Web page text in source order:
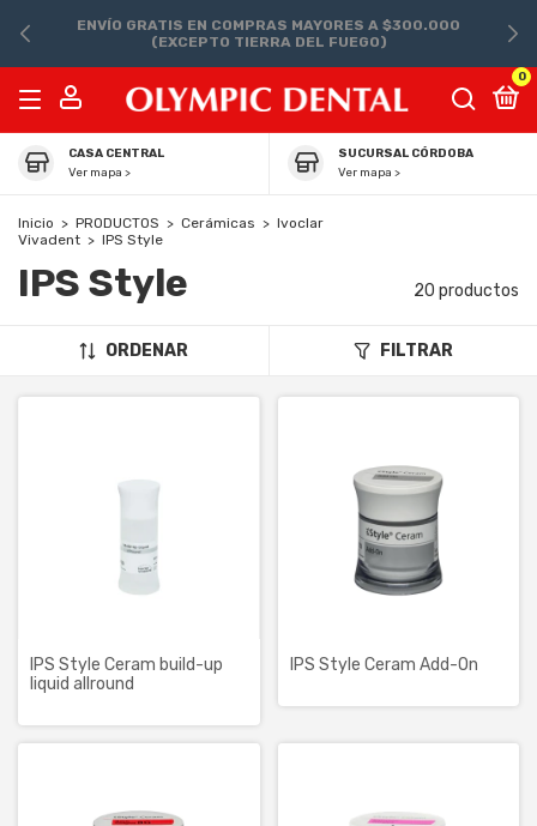
ENVÍO GRATIS EN COMPRAS MAYORES A $300.000
(EXCEPTO TIERRA DEL FUEGO)
0
CASA CENTRAL
Ver mapa >
SUCURSAL CÓRDOBA
Ver mapa >
Inicio > PRODUCTOS > Cerámicas > Ivoclar
Vivadent > IPS Style
IPS Style 20 productos
ORDENAR FILTRAR
IPS Style Ceram build-up
liquid allround
IPS Style Ceram Add-On